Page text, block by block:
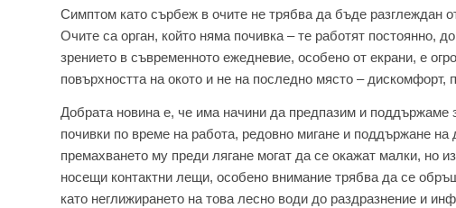
Симптом като сърбеж в очите не трябва да бъде разглеждан
Очите са орган, който няма почивка – те работят постоянно,
зрението в съвременното ежедневие, особено от екрани, е
повърхността на окото и не на последно място –
Добрата новина е, че има начини да предпазим и поддържаме
почивки по време на работа, редовно мигане и поддържане
премахването му преди лягане могат да се окажат малки, но
носещи контактни лещи, особено внимание трябва да се
като неглижирането на това лесно води до раздразнение и